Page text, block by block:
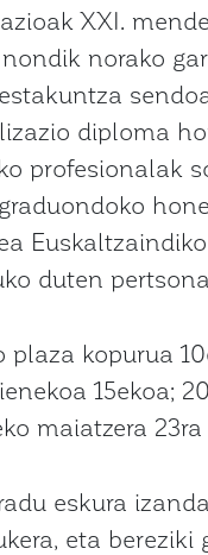
XXI.
norako
diploma
profesionalak
duten
plaza kopurua
15ekoa;
maiatzera
eskura
eta bereziki